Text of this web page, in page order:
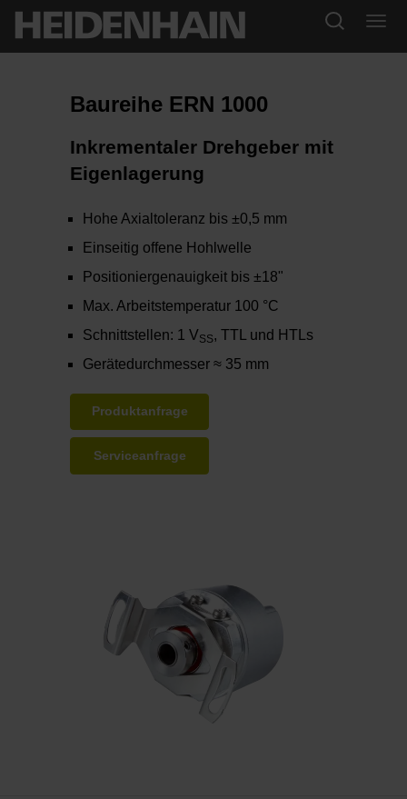
Baureihe ERN 1000
Inkrementaler Drehgeber mit
Eigenlagerung
Hohe Axialtoleranz bis ±0,5 mm
Einseitig offene Hohlwelle
Positioniergenauigkeit bis ±18"
Max. Arbeitstemperatur 100 °C
Schnittstellen: 1 VSS, TTL und HTLs
Gerätedurchmesser ≈ 35 mm
Produktanfrage
Serviceanfrage